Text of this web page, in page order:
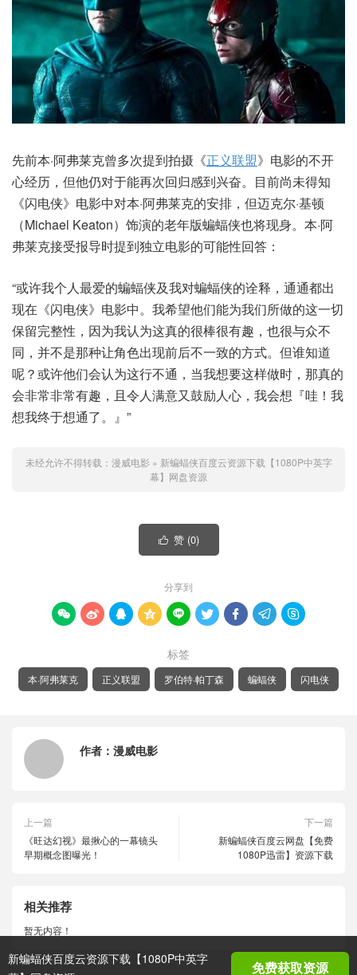
新蝙蝠侠百度云资源下载【1080P中英字
免费获取资源
先前本·阿弗莱克曾多次提到拍摄《正义联盟》电影的不开
心经历，但他仍对于能再次回归感到兴奋。目前尚未得知
《闪电侠》电影中对本·阿弗莱克的安排，但迈克尔·基顿
（Michael Keaton）饰演的老年版蝙蝠侠也将现身。本·阿
弗莱克接受报导时提到独立电影的可能性回答：
“或许我个人最爱的蝙蝠侠及我对蝙蝠侠的诠释，通通都出
现在《闪电侠》电影中。我希望他们能为我们所做的这一切
保留完整性，因为我认为这真的很棒很有趣，也很与众不
同，并不是那种让角色出现前后不一致的方式。但谁知道
呢？或许他们会认为这行不通，当我想要这样做时，那真的
会非常非常有趣，且令人满意又鼓励人心，我会想『哇！我
想我终于想通了。』”
未经允许不得转载： 漫威电影 » 新蝙蝠侠百度云资源下载【1080P中英字
幕】网盘资源
 赞 (0)
分享到
        
标签
本·阿弗莱克 正义联盟 罗伯特·帕丁森 蝙蝠侠 闪电侠
作者： 漫威电影
上一篇
《旺达幻视》最揪心的一幕镜头
早期概念图曝光！
下一篇
新蝙蝠侠百度云网盘【免费
1080P迅雷】资源下载
相关推荐
暂无内容！